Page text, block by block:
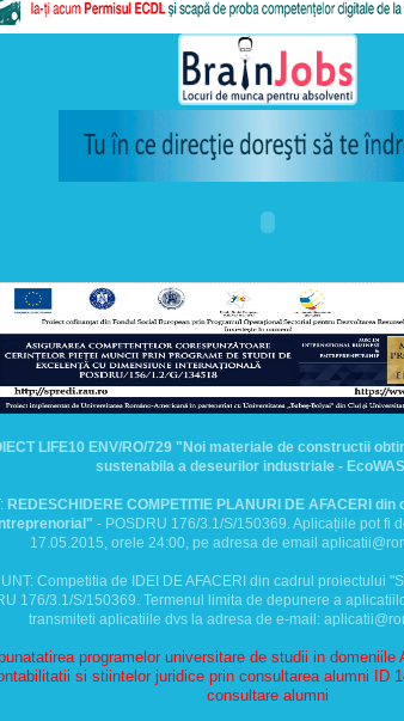
LIFE10 ENV/RO/729 "Noi materiale de constructii
sustenabila a deseurilor industriale -
REDESCHIDERE COMPETITIE PLANURI DE AFACERI
- POSDRU 176/3.1/S/150369. Aplicațiile pot fi
17.05.2015, orele 24:00, pe adresa de email
Competitia de IDEI DE AFACERI din cadrul proiectului
176/3.1/S/150369. Termenul limita de depunere a
transmiteti aplicatiile dvs la adresa de e-mail:
programelor universitare de studii in domeniile
si stiintelor juridice prin consultarea alumni ID
consultare alumni